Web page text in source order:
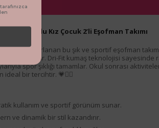
Kapüşonlu Kız Çocuk 2’li Eşofman Takımı
için tasarlanan bu şık ve sportif eşofman
öne çıkar. Dri-Fit kumaş teknolojisi sayesinde
spor şıklığı tamamlar. Okul sonrası
ideal bir tercihtir. 💗🏃‍♀️
kullanım ve sportif görünüm sunar.
ve dinamik bir stil kazandırır.